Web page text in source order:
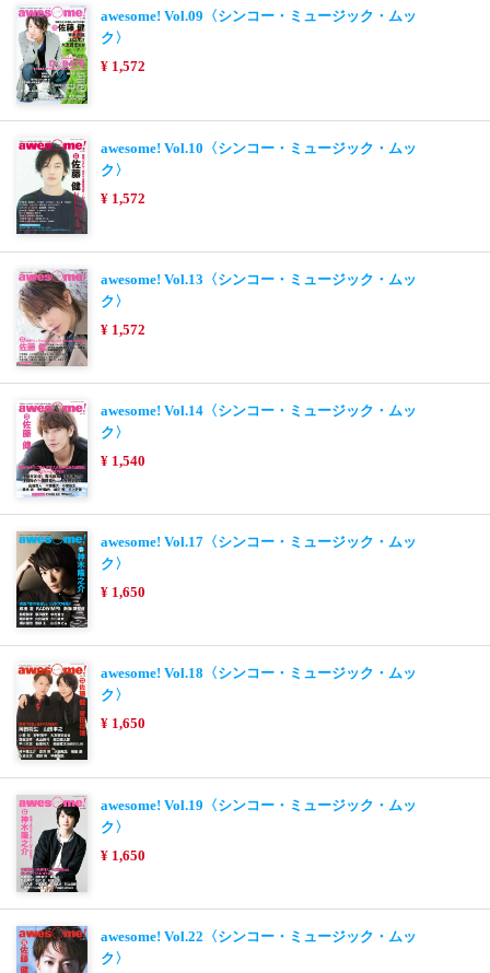
awesome! Vol.09〈シンコー・ミュージック・ムッ
ク〉
¥ 1,572
awesome! Vol.10〈シンコー・ミュージック・ムッ
ク〉
¥ 1,572
awesome! Vol.13〈シンコー・ミュージック・ムッ
ク〉
¥ 1,572
awesome! Vol.14〈シンコー・ミュージック・ムッ
ク〉
¥ 1,540
awesome! Vol.17〈シンコー・ミュージック・ムッ
ク〉
¥ 1,650
awesome! Vol.18〈シンコー・ミュージック・ムッ
ク〉
¥ 1,650
awesome! Vol.19〈シンコー・ミュージック・ムッ
ク〉
¥ 1,650
awesome! Vol.22〈シンコー・ミュージック・ムッ
ク〉